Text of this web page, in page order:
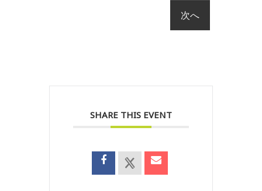
SHARE THIS EVENT